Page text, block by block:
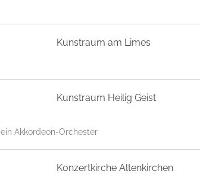
Kunstraum am Limes
Kunstraum Heilig Geist
Akkordeon-Orchester
Konzertkirche Altenkirchen